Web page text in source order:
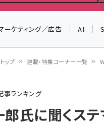
ーケティング／広告 AI
ップ 連載・特集コーナー一覧
ランキング
郎氏に聞くス